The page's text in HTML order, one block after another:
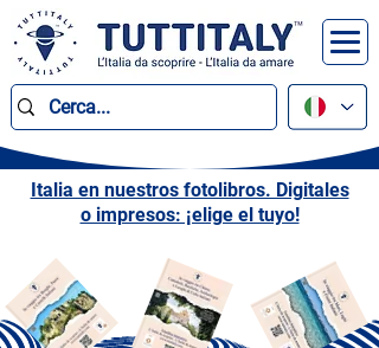
Italia en nuestros fotolibros. Digitales
o impresos: ¡elige el tuyo!